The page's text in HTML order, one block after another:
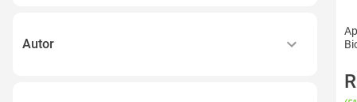
Autor